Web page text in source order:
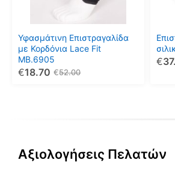
Υφασμάτινη Επιστραγαλίδα
με Κορδόνια Lace Fit
MB.6905
52.00
€
18.70
€
επιλογές
μπορούν
να
επιλεγούν
στη
€
να
Αξιολογήσεις Πελατών